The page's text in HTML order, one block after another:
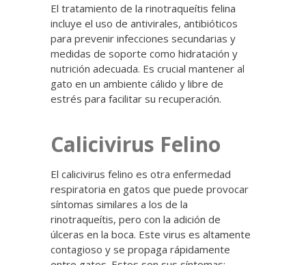
El tratamiento de la rinotraqueítis felina
incluye el uso de antivirales, antibióticos
para prevenir infecciones secundarias y
medidas de soporte como hidratación y
nutrición adecuada. Es crucial mantener al
gato en un ambiente cálido y libre de
estrés para facilitar su recuperación.
Calicivirus Felino
El calicivirus felino es otra enfermedad
respiratoria en gatos que puede provocar
síntomas similares a los de la
rinotraqueítis, pero con la adición de
úlceras en la boca. Este virus es altamente
contagioso y se propaga rápidamente